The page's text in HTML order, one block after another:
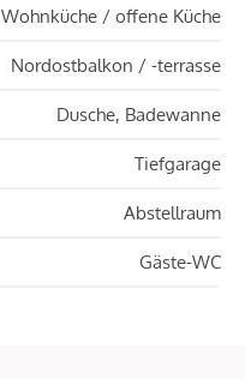
Wohnküche / offene Küche
Nordostbalkon / -terrasse
Dusche, Badewanne
Tiefgarage
Abstellraum
Gäste-WC